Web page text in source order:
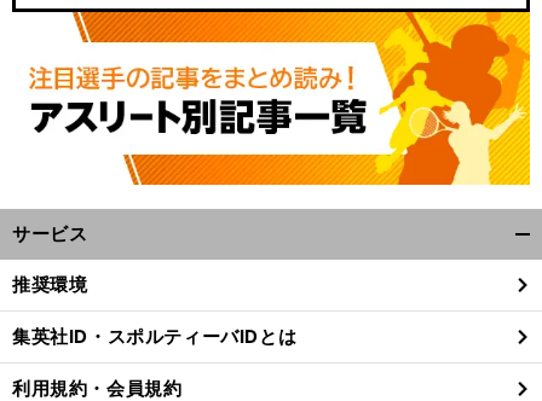
サービス
閉
る
推奨環境
集英社ID・スポルティーバIDとは
利用規約・会員規約